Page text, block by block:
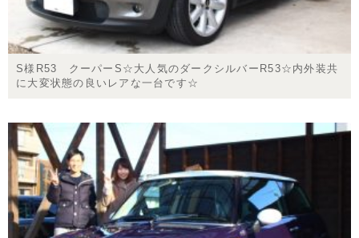
S様R53 クーパーS☆大人気のダークシルバーR53☆内外装共
に大変状態の良いレアな一台です☆